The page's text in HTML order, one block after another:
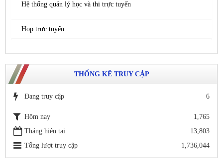
Hệ thống quản lý học và thi trực tuyến
Họp trực tuyến
THỐNG KÊ TRUY CẬP
Đang truy cập 6
Hôm nay
1,765
Tháng hiện tại
13,803
Tổng lượt truy cập
1,736,044